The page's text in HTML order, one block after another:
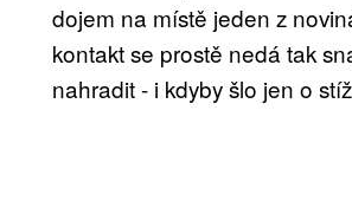
dojem na místě jeden z
kontakt se prostě nedá tak
nahradit - i kdyby šlo jen o